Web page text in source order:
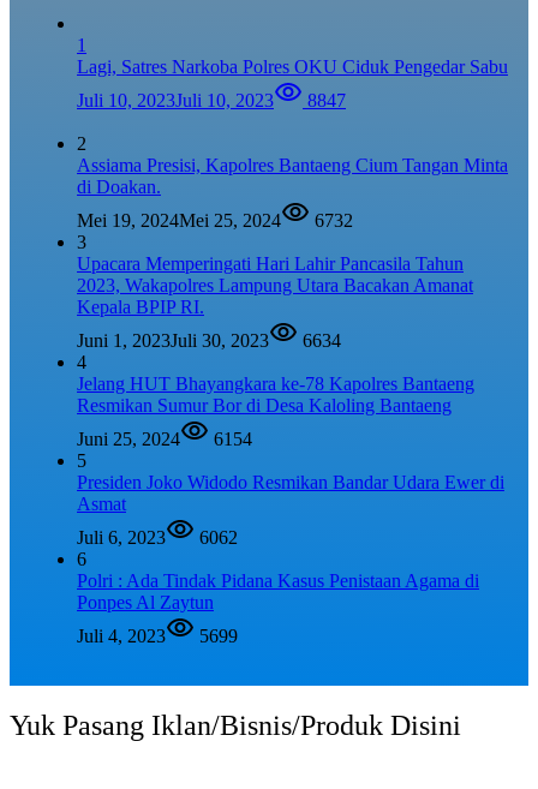
1
Lagi, Satres Narkoba Polres OKU Ciduk Pengedar Sabu
Juli 10, 2023Juli 10, 2023 8847
2
Assiama Presisi, Kapolres Bantaeng Cium Tangan Minta
di Doakan.
Mei 19, 2024Mei 25, 2024
6732
3
Upacara Memperingati Hari Lahir Pancasila Tahun
2023, Wakapolres Lampung Utara Bacakan Amanat
Kepala BPIP RI.
Juni 1, 2023Juli 30, 2023
6634
4
Jelang HUT Bhayangkara ke-78 Kapolres Bantaeng
Resmikan Sumur Bor di Desa Kaloling Bantaeng
Juni 25, 2024
6154
5
Presiden Joko Widodo Resmikan Bandar Udara Ewer di
Asmat
Juli 6, 2023
6062
6
Polri : Ada Tindak Pidana Kasus Penistaan Agama di
Ponpes Al Zaytun
Juli 4, 2023
5699
Yuk Pasang Iklan/Bisnis/Produk Disini